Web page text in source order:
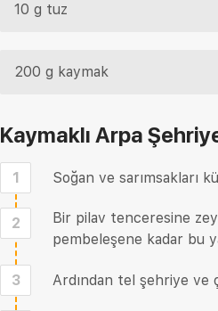
10 g tuz
200 g kaymak
Kaymaklı Arpa
1 Soğan ve sarımsakları
2
Bir pilav tenceresine
pembeleşene kadar bu
3 Ardından tel şehriye ve